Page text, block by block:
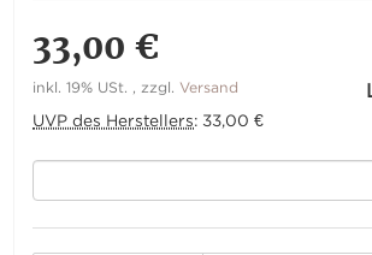
33,00 €
inkl. 19% USt. , zzgl.Versand
UVP des Herstellers: 33,00 €